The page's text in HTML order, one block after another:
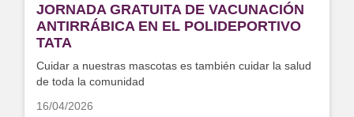
JORNADA GRATUITA DE VACUNACIÓN
ANTIRRÁBICA EN EL POLIDEPORTIVO
TATA
Cuidar a nuestras mascotas es también cuidar la salud
de toda la comunidad
16/04/2026